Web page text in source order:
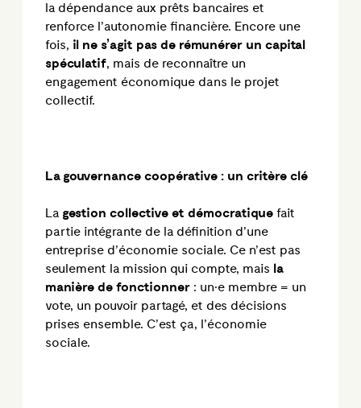
la dépendance aux prêts bancaires et
renforce l’autonomie financière. Encore une
fois, il ne s’agit pas de rémunérer un capital
spéculatif, mais de reconnaître un
engagement économique dans le projet
collectif.
La gouvernance coopérative : un critère clé
La gestion collective et démocratique fait
partie intégrante de la définition d’une
entreprise d’économie sociale. Ce n’est pas
seulement la mission qui compte, mais la
manière de fonctionner : un·e membre = un
vote, un pouvoir partagé, et des décisions
prises ensemble. C’est ça, l’économie
sociale.